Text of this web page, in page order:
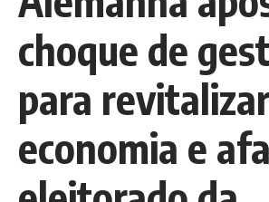
choque de
para
economia e